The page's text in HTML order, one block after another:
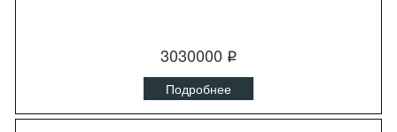
3030000 q
Подробнее